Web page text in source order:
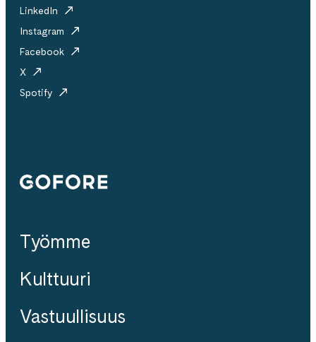
LinkedIn
Instagram
Facebook
X
Spotify
Gofore
Työmme
Kulttuuri
Vastuullisuus